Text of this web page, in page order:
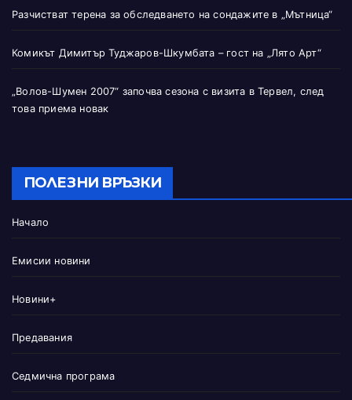
Разчистват терена за обследването на сондажите в „Мътница“
Комикът Димитър Туджаров-Шкумбата – гост на „Лято Арт“
„Волов-Шумен 2007“ започва сезона с визита в Тервел, след
това приема новак
ПОЛЕЗНИ ВРЪЗКИ
Начало
Емисии новини
Новини+
Предавания
Седмична програма